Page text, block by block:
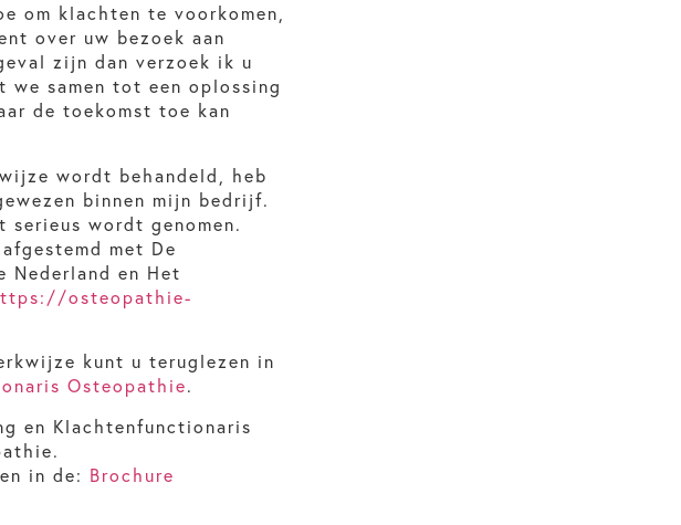
om klachten te voorkomen,
over uw bezoek aan
zijn dan verzoek ik u
samen tot een oplossing
de toekomst toe kan
wordt behandeld, heb
binnen mijn bedrijf.
wordt genomen.
met De
Nederland en Het
osteopathie-
kunt u teruglezen in
Osteopathie.
en Klachtenfunctionaris
in de: Brochure